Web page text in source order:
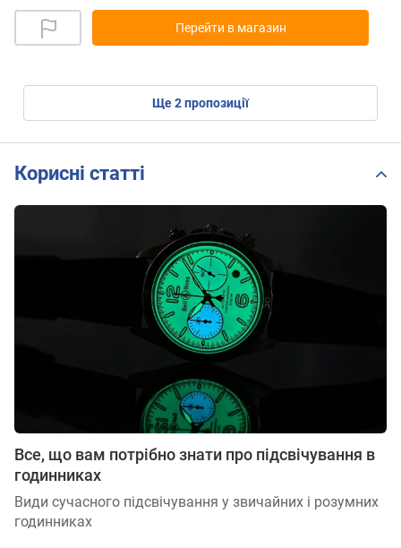
Перейти в магазин
ще2пропозиції
Корисні статті
Все, що вам потрібно знати про підсвічування в
годинниках
Види сучасного підсвічування у звичайних і розумних
годинниках